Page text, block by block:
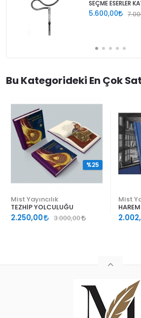
SEÇME ESERLER
5.600,00
Bu Kategorideki En Çok
Mist Yayıncılık
TEZHİP YOLCULUĞU
2.250,00 3.000,00
%25
Mist